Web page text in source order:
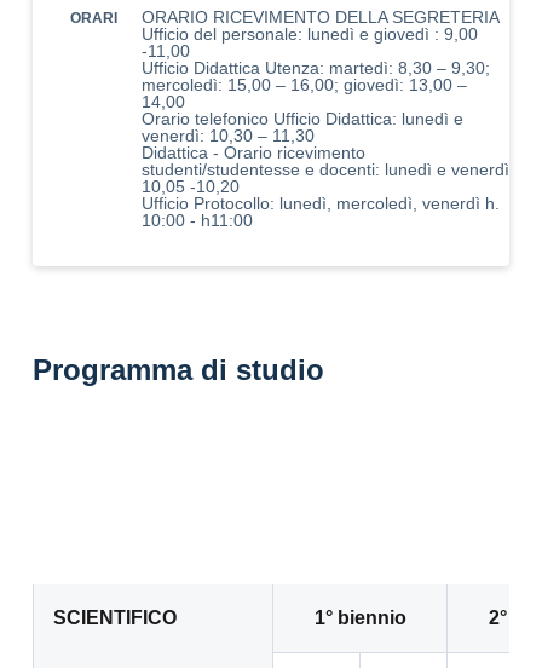
ORARI
ORARIO RICEVIMENTO DELLA SEGRETERIA
Ufficio del personale: lunedì e giovedì : 9,00
-11,00
Ufficio Didattica Utenza: martedì: 8,30 – 9,30;
mercoledì: 15,00 – 16,00; giovedì: 13,00 –
14,00
Orario telefonico Ufficio Didattica: lunedì e
venerdì: 10,30 – 11,30
Didattica - Orario ricevimento
studenti/studentesse e docenti: lunedì e venerdì
10,05 -10,20
Ufficio Protocollo: lunedì, mercoledì, venerdì h.
10:00 - h11:00
Programma di studio
SCIENTIFICO 1° biennio 2°